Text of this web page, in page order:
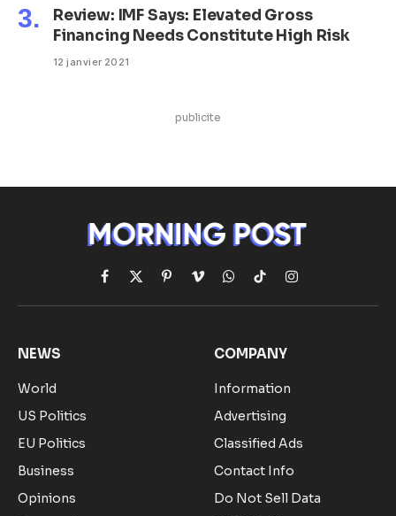
Review: IMF Says: Elevated Gross
Financing Needs Constitute High Risk
12 janvier 2021
publicite
Facebook
X
(Twitter)
Pinterest
VimeoWhatsApp
TikTokInstagram
NEWS
World
US Politics
EU Politics
Business
Opinions
COMPANY
Information
Advertising
Classified Ads
Contact Info
Do Not Sell Data